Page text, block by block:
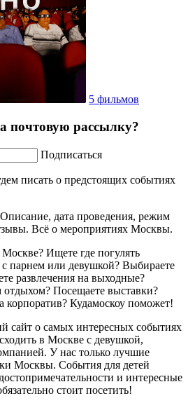
5 фильмов
почтовую рассылку?
Подписаться
писать о предстоящих событиях
дата проведения, режим
Всё о мероприятиях Москвы.
Ищете где погулять
с парнем или девушкой? Выбираете
развлечения на выходные?
отдыхом? Посещаете выставки?
корпоратив? Кудамоскоу поможет!
сайт о самых интересных событиях
в Москве с девушкой,
У нас только лучшие
Москвы. События для детей
и интересные
стоит посетить!